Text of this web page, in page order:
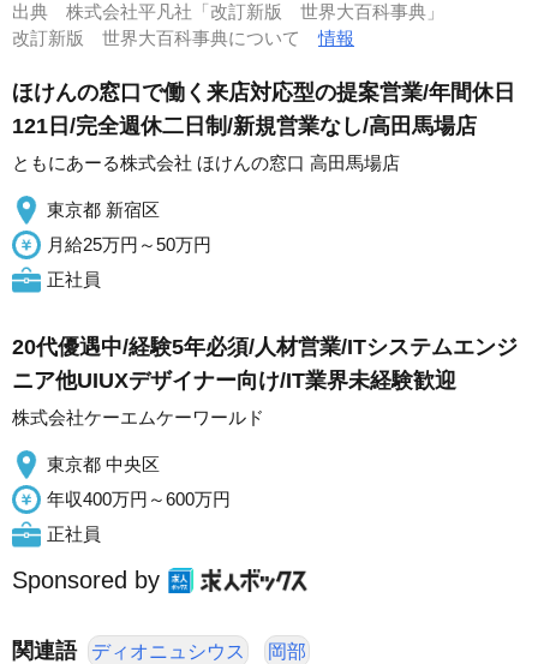
出典 株式会社平凡社「改訂新版 世界大百科事典」
改訂新版 世界大百科事典について情報
ほけんの窓口で働く来店対応型の提案営業/年間休日
121日/完全週休二日制/新規営業なし/高田馬場店
ともにあーる株式会社 ほけんの窓口 高田馬場店
東京都 新宿区
月給25万円～50万円
正社員
20代優遇中/経験5年必須/人材営業/ITシステムエンジ
ニア他UIUXデザイナー向け/IT業界未経験歓迎
株式会社ケーエムケーワールド
東京都 中央区
年収400万円～600万円
正社員
Sponsored by
関連語 ディオニュシウス 岡部